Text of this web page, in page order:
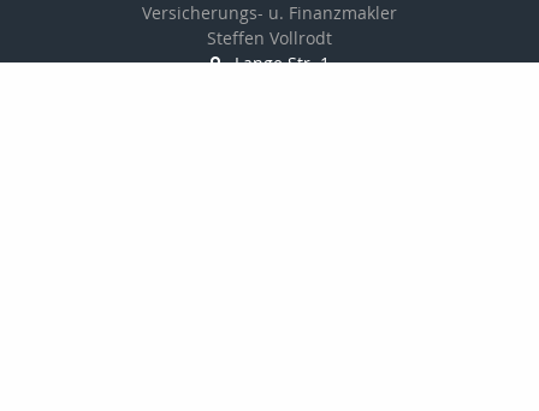
Versicherungs- u. Finanzmakler
Steffen Vollrodt
Lange Str. 1